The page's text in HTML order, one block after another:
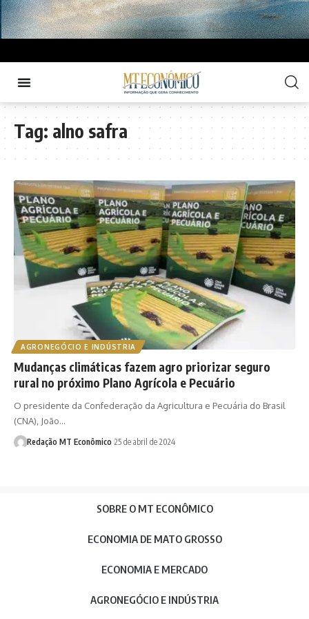
Tag: alno safra
AGRONEGÓCIO E INDÚSTRIA
Mudanças climáticas fazem agro priorizar seguro
rural no próximo Plano Agrícola e Pecuário
O presidente da Confederação da Agricultura e Pecuária do Brasil
(CNA), João…
Redação MT Econômico 25 de abril de 2024
SOBRE O MT ECONÔMICO
ECONOMIA DE MATO GROSSO
ECONOMIA E MERCADO
AGRONEGÓCIO E INDÚSTRIA